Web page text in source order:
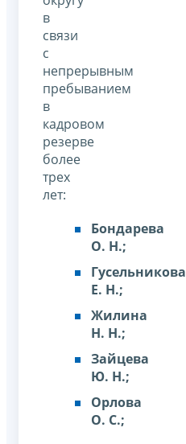
в
связи
с
непрерывным
пребыванием
в
кадровом
резерве
более
трех
лет:
Бондарева
О. Н.;
Гусельникова
Е. Н.;
Жилина
Н. Н.;
Зайцева
Ю. Н.;
Орлова
О. С.;